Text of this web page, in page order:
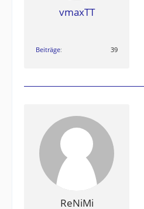
vmaxTT
Beiträge 39
ReNiMi